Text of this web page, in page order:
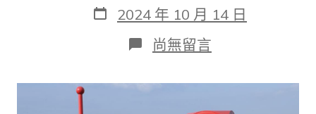
作
者
發
表
2024 年 10 月 14 日
在
〈浙
船
尚無留言